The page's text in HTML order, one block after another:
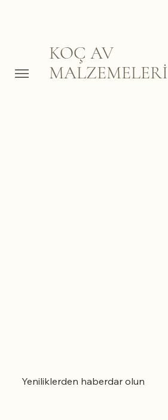
KOÇ AV
MALZEMELERİ
Yeniliklerden haberdar olun